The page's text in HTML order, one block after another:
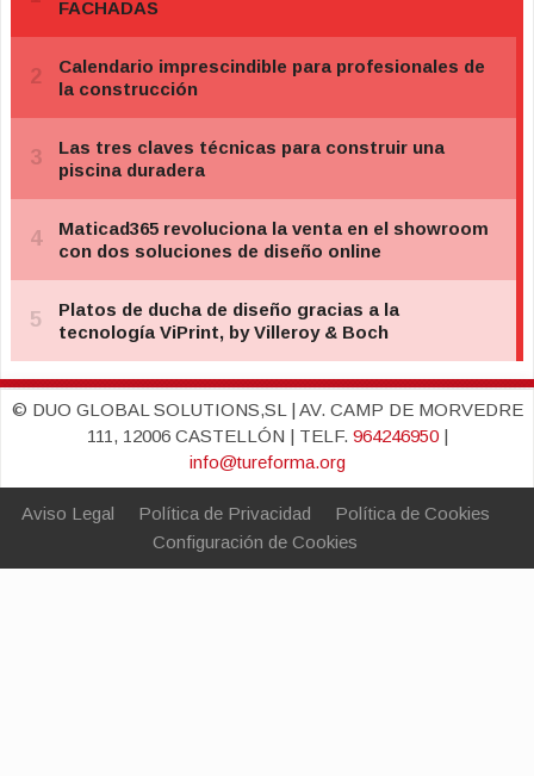
© DUO GLOBAL SOLUTIONS,SL | AV. CAMP DE MORVEDRE
111, 12006 CASTELLÓN | TELF. 964246950|
info@tureforma.org
Aviso Legal Política de Privacidad
Política de Cookies
Configuración de Cookies